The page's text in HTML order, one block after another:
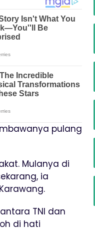
pulang
Mulanya di
ia
TNI dan
di hati